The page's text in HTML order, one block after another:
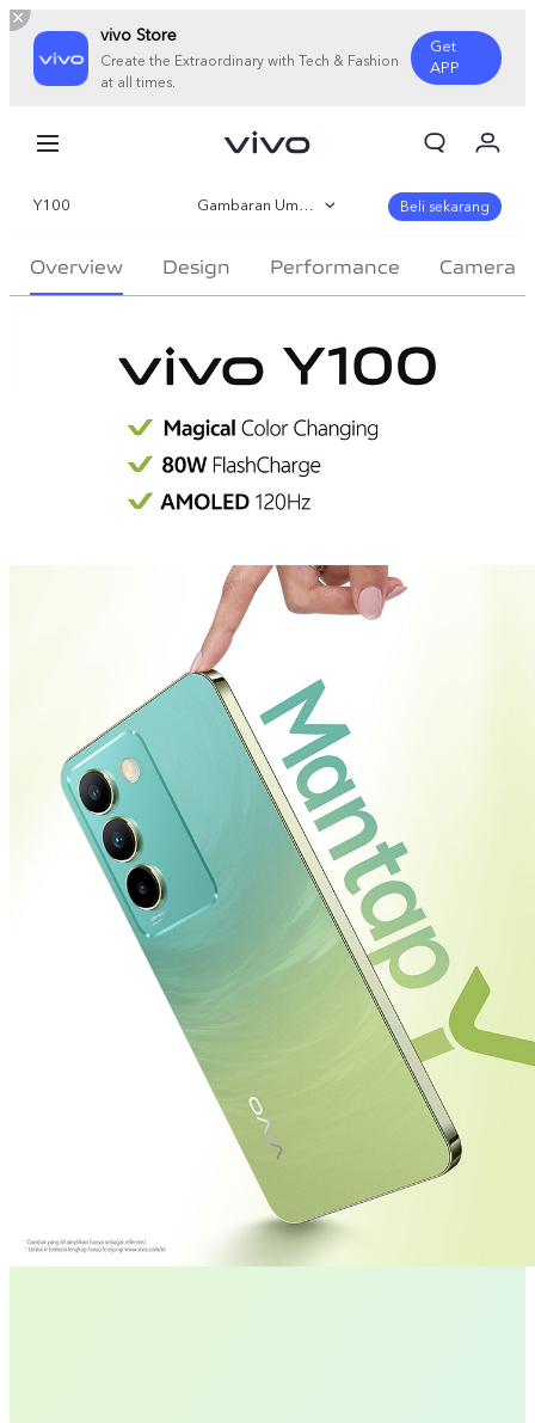
vivo Store
Create the Extraordinary with Tech & Fashion
at all times.
Get
APP
Indonesia | Pilih negara/wilayah
Keranjang
Masuk/Daftar
Akun Saya
Y100 Gambaran Umum
Galeri
Beli sekarang
Overview Design Performance Camera